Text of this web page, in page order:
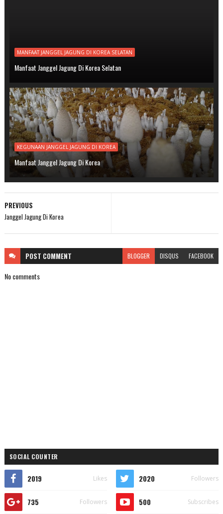
MANFAAT JANGGEL JAGUNG DI KOREA SELATAN
Manfaat Janggel Jagung Di Korea Selatan
KEGUNAAN JANGGEL JAGUNG DI KOREA
Manfaat Janggel Jagung Di Korea
PREVIOUS
Janggel Jagung Di Korea
POST COMMENT BLOGGER DISQUS FACEBOOK
No comments
SOCIAL COUNTER
2019 Likes 2020 Followers
735 Followers 500 Subscribes